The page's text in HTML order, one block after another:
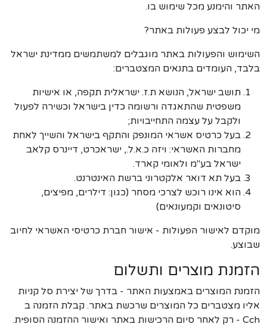
האתר והימנע מכל שימוש בו.
מי יכול לבצע פעולות באתר?
השימוש והפעולות באתר מוגבלים למשתמשים ממדינת ישראל
בלבד, העומדים בתנאים המצטברים:
תושב ישראל, הנושא ת.ז. ישראלית תקפה, או אישיות
משפטית שהתאגדה ורשומה כדין בישראל וכשירה לפעול
ולקבל על עצמה התחייבויות;
בעל כרטיס אשראי המונפק והתקף בישראל והשייך לאחת
מחברות האשראי: ויזה כ.א.ל., ישראכרט, דיינרס קלאב
ישראל בע"מ ולאומי קארד.
בעל תא דואר אלקטרוני ברשת האינטרנט.
הוא אינו רוכש לצרכי מסחר (כגון: דילרים, מפיצים,
סיטונאים וקמעונאים)
מוקדם לאישור הפעולות - אישור חברת כרטיסי האשראי לחיוב
שבוצע.
הזמנת מוצרים ותשלום
הזמנת המוצרים באמצעות האתר - בדרך של יצירת סל קניות
אליו מצטברים כל המוצרים שרכשת באתר. קבלת הזמנה ב
Cch - רק לאחר סיום הרכישות באתר ואישור ההזמנה הסופית.